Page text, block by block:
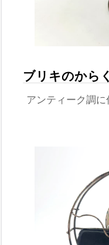
ブリキのから
アンティーク調